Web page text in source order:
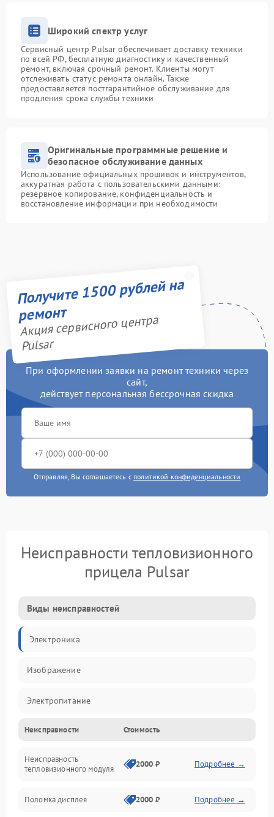
Широкий спектр услуг
Сервисный центр Pulsar обеспечивает доставку техники
по всей РФ, бесплатную диагностику и качественный
ремонт, включая срочный ремонт. Клиенты могут
отслеживать статус ремонта онлайн. Также
предоставляется постгарантийное обслуживание для
продления срока службы техники
Оригинальные программные решение и
безопасное обслуживание данных
Использование официальных прошивок и инструментов,
аккуратная работа с пользовательскими данными:
резервное копирование, конфиденциальность и
восстановление информации при необходимости
Получите 1500 рублей на
ремонт
Акция сервисного центра
Pulsar
При оформлении заявки на ремонт техники через
сайт,
действует персональная бессрочная скидка
Отправляя, Вы соглашаетесь с политикой конфиденциальности
Неисправности тепловизионного
прицела Pulsar
Виды неисправностей
Электроника
Изображение
Электропитание
Измерения
Матрица
Неисправности Стоимость
Неисправность
тепловизионного модуля
2000 ₽ Подробнее →
Поломка дисплея 2000 ₽ Подробнее →